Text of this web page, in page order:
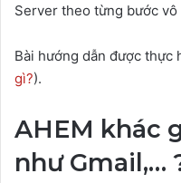
Server theo từng bước vô
Bài hướng dẫn được thực
gì?).
AHEM khác
như Gmail,…